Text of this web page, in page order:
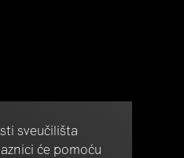
sveučilišta
će pomoću